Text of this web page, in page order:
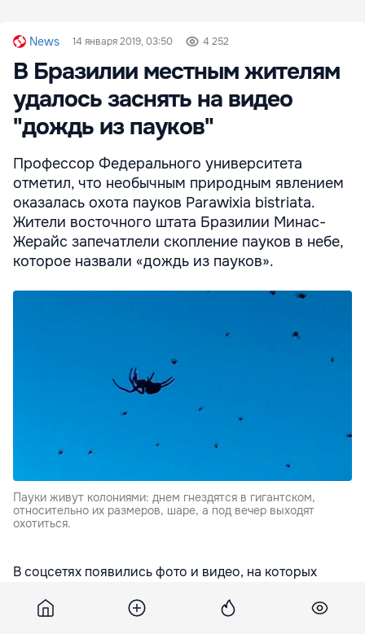
News 14 января 2019, 03:50 4 252
В Бразилии местным жителям
удалось заснять на видео
"дождь из пауков"
Профессор Федерального университета
отметил, что необычным природным явлением
оказалась охота пауков Parawixia bistriata.
Жители восточного штата Бразилии Минас-
Жерайс запечатлели скопление пауков в небе,
которое назвали «дождь из пауков».
Пауки живут колониями: днем гнездятся в гигантском,
относительно их размеров, шаре, а под вечер выходят
охотиться.
В соцсетях появились фото и видео, на которых
как бы по воздуху. Наибольшую популярность